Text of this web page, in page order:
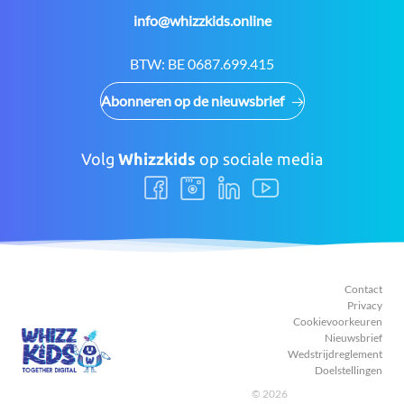
E-
info@whizzkids.online
BTW: BE 0687.699.415
Abonneren op de nieuwsbrief
Volg Whizzkids op sociale media
Volg
ons
Volg
ons
Volg
ons
Volg
ons
Contact
Privacy
Cookievoorkeuren
Nieuwsbrief
Wedstrijdreglement
Doelstellingen
© 2026